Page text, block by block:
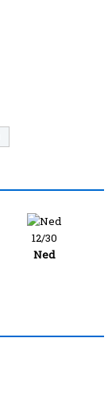
12/30
Ned